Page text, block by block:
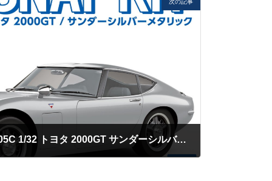
次の記事
アオシマ スナップキット 05C 1/32 トヨタ 2000GT サンダーシルバーメタリック